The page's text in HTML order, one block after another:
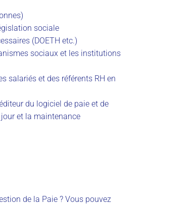
sociale
(DOETH etc.)
sociaux et les institutions
salariés et des référents RH en
du logiciel de paie et de
et la maintenance
de la Paie ? Vous pouvez